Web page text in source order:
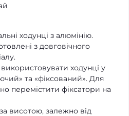
ходунці з алюмінію.
з довговічного
ходунці у
та «фіксований». Для
перемістити фіксатори на
висотою, залежно від